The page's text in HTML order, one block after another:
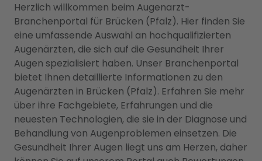
Herzlich willkommen beim Augenarzt-
Branchenportal für Brücken (Pfalz). Hier finden Sie
eine umfassende Auswahl an hochqualifizierten
Augenärzten, die sich auf die Gesundheit Ihrer
Augen spezialisiert haben. Unser Branchenportal
bietet Ihnen detaillierte Informationen zu den
Augenärzten in Brücken (Pfalz). Erfahren Sie mehr
über ihre Fachgebiete, Erfahrungen und die
neuesten Technologien, die sie in der Diagnose und
Behandlung von Augenproblemen einsetzen. Die
Gesundheit Ihrer Augen liegt uns am Herzen, daher